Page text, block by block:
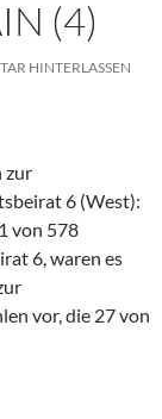
(4)
HINTERLASSEN
zur
6 (West):
von 578
6, waren es
vor, die 27 von